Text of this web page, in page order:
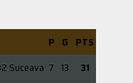
P G PTS
Suceava 7 13 31